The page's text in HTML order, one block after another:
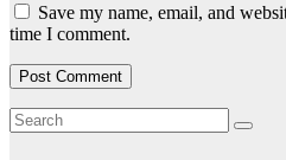
Save my name, email, and
time I comment.